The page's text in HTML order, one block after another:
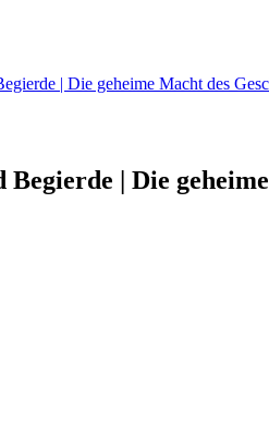
| Die geheime Macht des
| Die